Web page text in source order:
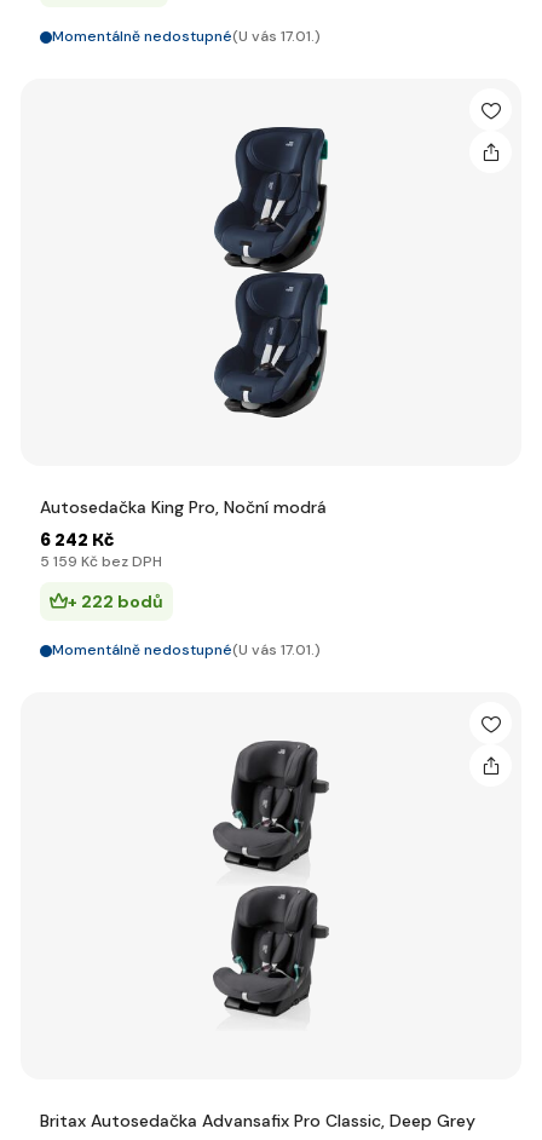
Momentálně nedostupné(U vás 17.01.)
Autosedačka King Pro, Noční modrá
6 242 Kč
5 159 Kč bez DPH
+ 222 bodů
Momentálně nedostupné(U vás 17.01.)
Britax Autosedačka Advansafix Pro Classic, Deep Grey